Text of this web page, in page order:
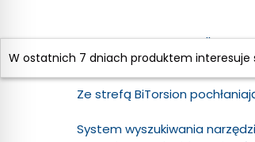
Stosowane w przypadku
przenoszenia dużych sił
Ze strefą BiTorsion
System wyszukiwania
W ostatnich 7 dniach produktem interesuje